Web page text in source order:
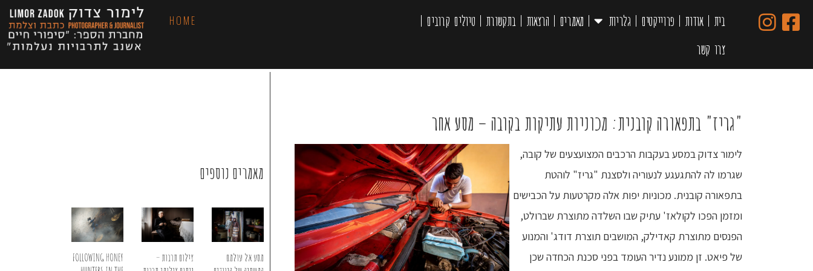
בית אודות פרוייקטים גלריות מאמרים הרצאות בתקשורת
טיולים קרובים
צרו קשר
HOME
"גריז" בתפאורה קובנית: מכוניות עתיקות בקובה – מסע אחר
לימור צדוק במסע בעקבות הרכבים המצועצעים של קובה,
שגרמו לה להתגעגע לנעוריה ולסצנת "גריז" לוהטת
בתפאורה קובנית. מכוניות יפות אלה מקרטעות על הכבישים
ומזמן הפכו לקולאז' עתיק שבו השלדה מתוצרת שברולט,
הפנסים מתוצרת קאדילק, המושבים תוצרת דודג' והמנוע
של פיאט. זן ממונע נדיר העומד בפני סכנת הכחדה שכן
מאמרים נוספים
מסע אל עולמם
צילום תרבות –
FOLLOWING HONEY